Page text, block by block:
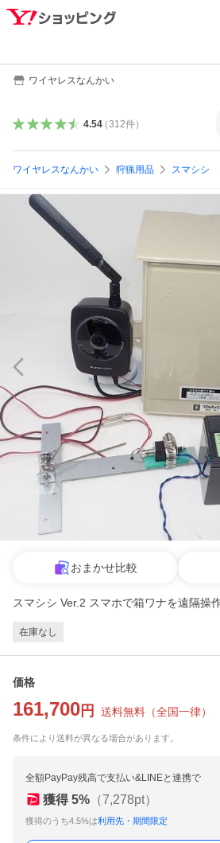
ワイヤレスなんかい
4.54（312件）
ワイヤレスなんかい 狩猟用品 スマシシ
おまかせ比較
スマシシ Ver.2 スマホで箱ワナを遠隔操
在庫なし
価格
161,700 円 送料無料 （全国一律）
条件により送料が異なる場合があります。
全額PayPay残高で支払い&LINEと連携で
獲得 5% （7,278pt）
獲得のうち4.5%は利用先・期間限定